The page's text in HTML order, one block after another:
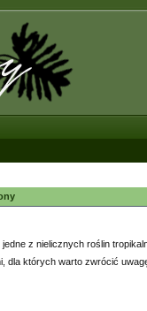
jedne z nielicznych roślin
których warto zwrócić